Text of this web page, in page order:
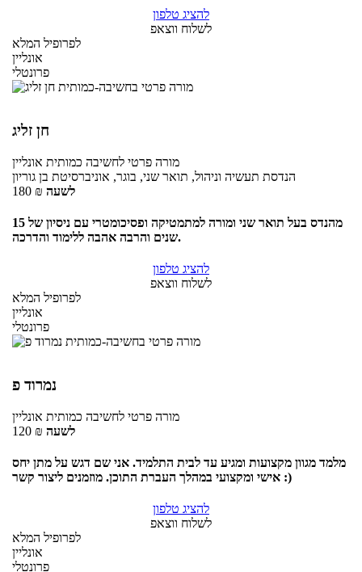
להציג טלפון
לשלוח ווצאפ
לפרופיל המלא
אונליין
פרונטלי
חן זליג
מורה פרטי לחשיבה כמותית אונליין
הנדסת תעשיה וניהול, תואר שני, בוגר, אוניברסיטת בן גוריון
180 ₪ לשעה
מהנדס בעל תואר שני ומורה למתמטיקה ופסיכומטרי עם ניסיון של 15
שנים והרבה אהבה ללימוד והדרכה.
להציג טלפון
לשלוח ווצאפ
לפרופיל המלא
אונליין
פרונטלי
נמרוד פ
מורה פרטי לחשיבה כמותית אונליין
120 ₪ לשעה
מלמד מגוון מקצועות ומגיע עד לבית התלמיד. אני שם דגש על מתן יחס
אישי ומקצועי במהלך העברת התוכן. מוזמנים ליצור קשר :)
להציג טלפון
לשלוח ווצאפ
לפרופיל המלא
אונליין
פרונטלי